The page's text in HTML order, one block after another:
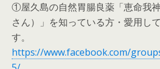
①屋久島の自然胃腸良薬「恵命我
さん）」を知っている方・愛用し
す。
https://www.facebook.com/